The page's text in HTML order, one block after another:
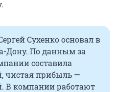
Сухенко основал в
Дону. По данным за
составила
чистая прибыль —
В компании работают